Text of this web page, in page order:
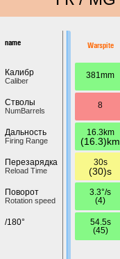
name
Калибр
Caliber
Стволы
NumBarrels
Дальность
Firing Range
Перезарядка
Reload Time
Поворот
Rotation speed
/180°
Warspite
381mm
8
16.3km
(16.3)km
30s
(30)s
3.3°/s
(4)
54.5s
(45)